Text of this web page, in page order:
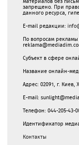
запрещено. При
данного ресурса,
E-mail редакции:
По вопросам
Субъект в сфере
Название онлайн-
Адрес: 02091, г. Киев,
E-mail:
Телефон: 044-205-43-
Идентификатор
Контакты